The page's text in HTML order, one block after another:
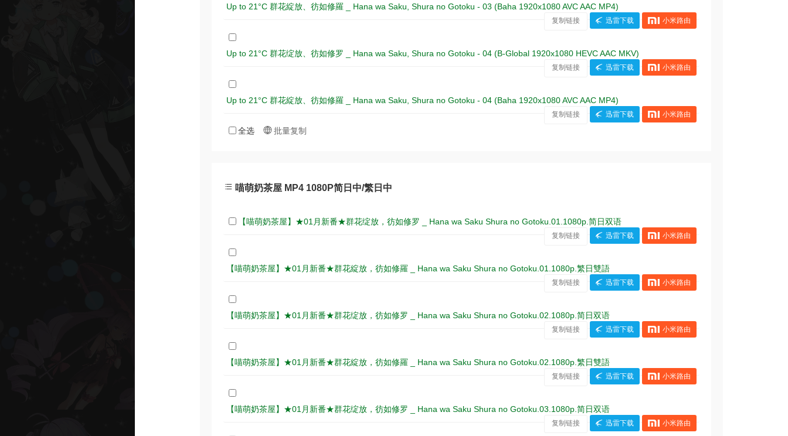
Up to 21°C 群花綻放、彷如修羅 _ Hana wa Saku, Shura no Gotoku - 03 (Baha 1920x1080 AVC AAC MP4)
复制链接 迅雷下载 小米路由
Up to 21°C 群花绽放、彷如修罗 _ Hana wa Saku, Shura no Gotoku - 04 (B-Global 1920x1080 HEVC AAC MKV)
复制链接 迅雷下载 小米路由
Up to 21°C 群花綻放、彷如修羅 _ Hana wa Saku, Shura no Gotoku - 04 (Baha 1920x1080 AVC AAC MP4)
复制链接 迅雷下载 小米路由
全选 批量复制
喵萌奶茶屋 MP4 1080P简日中/繁日中
【喵萌奶茶屋】★01月新番★群花绽放，彷如修罗 _ Hana wa Saku Shura no Gotoku.01.1080p.简日双语
复制链接 迅雷下载 小米路由
【喵萌奶茶屋】★01月新番★群花綻放，彷如修羅 _ Hana wa Saku Shura no Gotoku.01.1080p.繁日雙語
复制链接 迅雷下载 小米路由
【喵萌奶茶屋】★01月新番★群花绽放，彷如修罗 _ Hana wa Saku Shura no Gotoku.02.1080p.简日双语
复制链接 迅雷下载 小米路由
【喵萌奶茶屋】★01月新番★群花綻放，彷如修羅 _ Hana wa Saku Shura no Gotoku.02.1080p.繁日雙語
复制链接 迅雷下载 小米路由
【喵萌奶茶屋】★01月新番★群花绽放，彷如修罗 _ Hana wa Saku Shura no Gotoku.03.1080p.简日双语
复制链接 迅雷下载 小米路由